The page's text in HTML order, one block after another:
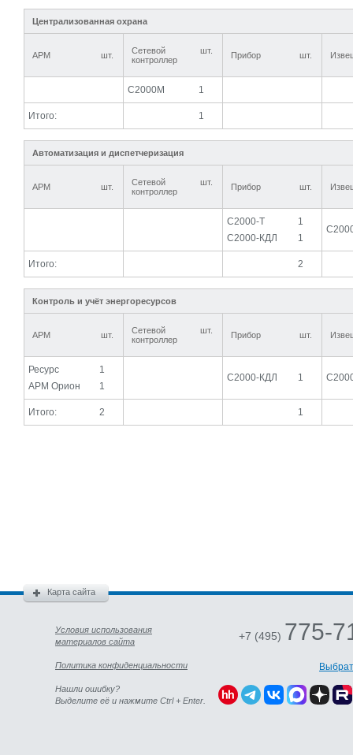
Централизованная охрана
АРМ шт.
Сетевой
контроллер
шт. Прибор шт.
С2000М 1
Итого: 1
Автоматизация и диспетчеризация
АРМ шт.
Сетевой
контроллер
шт. Прибор шт.
С2000-Т
1
С2000-КДЛ
1
Итого: 2
Контроль и учёт энергоресурсов
АРМ шт.
Сетевой
контроллер
шт. Прибор шт.
Ресурс
1
АРМ Орион
1
С2000-КДЛ 1
Итого: 2 1
Карта сайта
Условия использования
материалов сайта
Политика конфиденциальности
Нашли ошибку?
Выделите её и нажмите Ctrl + Enter.
+7 (495) 775-